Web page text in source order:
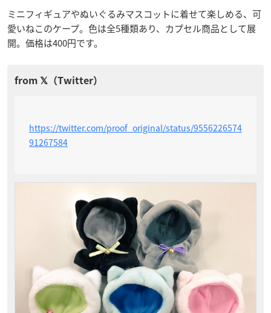
ミニフィギュアやぬいぐるみマスコットに着せて楽しめる、可
愛いねこのケープ。色は全5種類あり、カプセル商品として展
開。価格は400円です。
https://twitter.com/proof_original/status/9556226574
91267584